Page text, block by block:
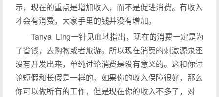
示，现在的重点是增加收入，而不是促进消费。有收入
才会有消费，大家手里的钱并没有增加。
Tanya Ling一针见血地指出，现在的消费一定是为
了省钱，去购物或者旅游。所以现在消费的刺激源泉还
没有开发出来，单纯讨论消费是没有意义的。这和你讨
论短假和长假是一样的。如果你的收入保障很好，那么
你可以做所有的工作，但是现在你的收入不多了，对